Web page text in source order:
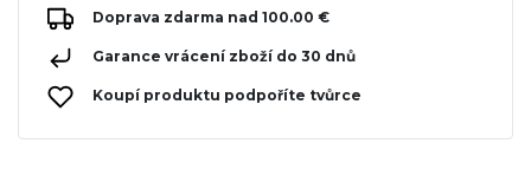
Doprava zdarma nad 100.00 €
Garance vrácení zboží do 30 dnů
Koupí produktu podpoříte tvůrce